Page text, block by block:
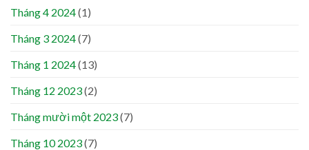
Tháng 4 2024(1)
Tháng 3 2024(7)
Tháng 1 2024(13)
Tháng 12 2023(2)
Tháng mười một 2023(7)
Tháng 10 2023(7)